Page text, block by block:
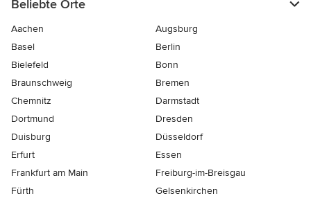
Beliebte Orte
Aachen
Augsburg
Basel
Berlin
Bielefeld
Bonn
Braunschweig
Bremen
Chemnitz
Darmstadt
Dortmund
Dresden
Duisburg
Düsseldorf
Erfurt
Essen
Frankfurt am Main
Freiburg-im-Breisgau
Fürth
Gelsenkirchen